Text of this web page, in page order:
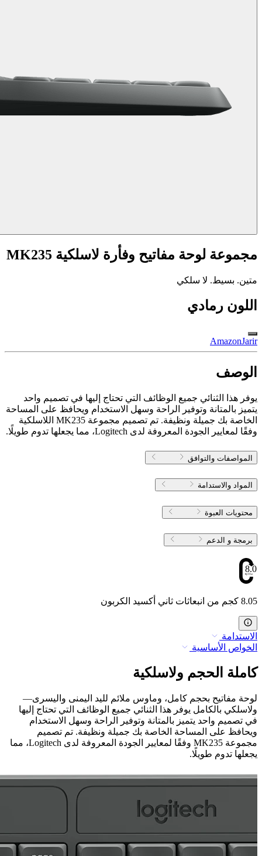
مجموعة لوحة مفاتيح وفأرة لاسلكية MK235
متين. بسيط. لا سلكي
اللون رمادي
AmazonJarir
الوصف
يوفر هذا الثنائي جميع الوظائف التي تحتاج إليها في تصميم واحد
يتميز بالمتانة وتوفير الراحة وسهل الاستخدام ويحافظ على المساحة
الخاصة بك جميلة ونظيفة. تم تصميم مجموعة MK235 اللاسلكية
وفقًا لمعايير الجودة المعروفة لدى Logitech، مما يجعلها تدوم طويلًا.
المواصفات والتوافق
المواد والاستدامة
محتويات العبوة
برمجة و الدعم
8.05
8.05 كجم من انبعاثات ثاني أكسيد الكربون
الاستدامة
الخواص الأساسية
كاملة الحجم ولاسلكية
لوحة مفاتيح بحجم كامل، وماوس ملائم لليد اليمنى واليسرى—
ولاسلكي بالكامل يوفر هذا الثنائي جميع الوظائف التي تحتاج إليها
في تصميم واحد يتميز بالمتانة وتوفير الراحة وسهل الاستخدام
ويحافظ على المساحة الخاصة بك جميلة ونظيفة. تم تصميم
مجموعة MK235 وفقًا لمعايير الجودة المعروفة لدى Logitech، مما
يجعلها تدوم طويلًا.